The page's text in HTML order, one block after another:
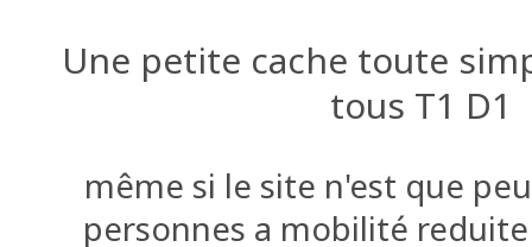
Une petite cache toute
même si le site n'est que